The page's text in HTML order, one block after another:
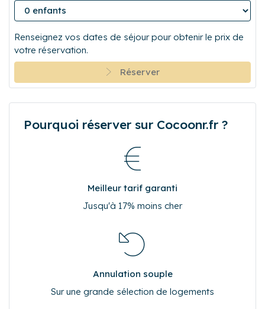
Renseignez vos dates de séjour pour obtenir le prix de
votre réservation.
Réserver
Pourquoi réserver sur Cocoonr.fr ?
Meilleur tarif garanti
Jusqu'à 17% moins cher
Annulation souple
Sur une grande sélection de logements